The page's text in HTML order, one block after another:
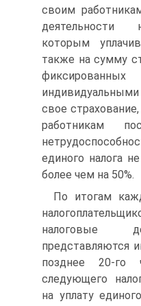
своим
деятельности
которым
также на сумму
фиксированных
свое
работникам
единого налога
более чем на 50%.
По итогам
налоговые
представляются
позднее 20-го
следующего
на уплату